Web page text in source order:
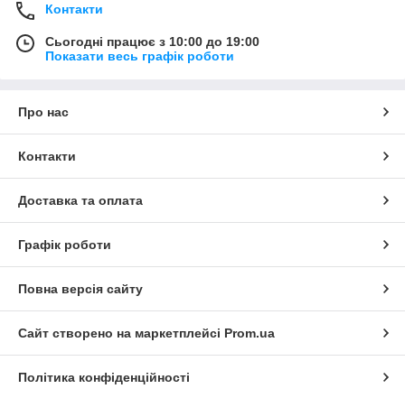
Контакти
Сьогодні працює з 10:00 до 19:00
Показати весь графік роботи
Про нас
Контакти
Доставка та оплата
Графік роботи
Повна версія сайту
Сайт створено на маркетплейсі Prom.ua
Політика конфіденційності